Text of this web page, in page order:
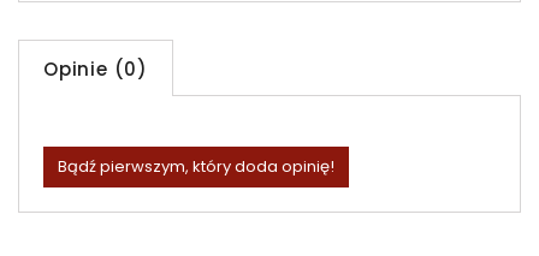
Opinie (0)
Bądź pierwszym, który doda opinię!